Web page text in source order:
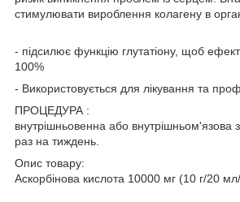
стимулювати вироблення колагену в
- підсилює функцію глутатіону, щоб
100%
- Використовується для лікування та
ПРОЦЕДУРА :
внутрішньовенна або внутрішньом'язова
раз на тиждень.
Опис товару:
Аскорбінова кислота 10000 мг (10 г/20